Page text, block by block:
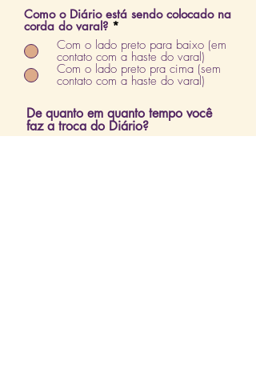
r
i
o
Como o Diário está sendo colocado na
corda do varal? *
Com o lado preto para baixo (em
contato com a haste do varal)
Com o lado preto pra cima (sem
contato com a haste do varal)
De quanto em quanto tempo você
faz a troca do Diário?